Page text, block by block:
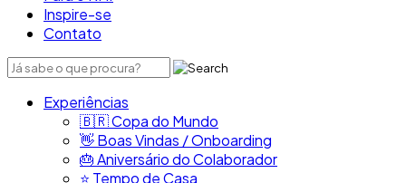
Inspire-se
Contato
Experiências
🇧🇷​ Copa do Mundo
👋​ Boas Vindas / Onboarding
🎂​ Aniversário do Colaborador
⭐​ Tempo de Casa